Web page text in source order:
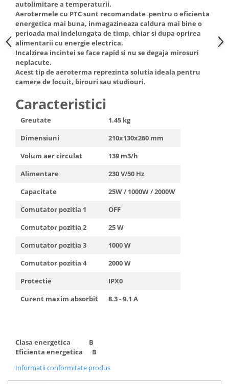
Truse de scule
Truse de lipit PPR
Ventuze cu brate pentru transport
Vibratoare beton
Masini de spalat rufe cu uscator
Uscatoare de rufe
Masini de facut paine
Pachete electrocasnice
incorporabile
Seturi oale
SANDWICH MAKER
autolimitare a temperaturii.
Aerotermele cu PTC sunt recomandate pentru o eficienta
energetica mai buna, inmagazineaza caldura mai bine o
perioada mai indelungata de timp, chiar si dupa oprirea
alimentarii cu energie electrica.
Incalzirea incintei se face rapid si nu se degaja mirosuri
neplacute.
Acest tip de aeroterma reprezinta solutia ideala pentru
camere de locuit, birouri sau studiouri.
Caracteristici
Greutate
1.45 kg
Dimensiuni
210x130x260 mm
Volum aer circulat
139 m3/h
Alimentare
230 V/50 Hz
Capacitate
25W / 1000W / 2000W
Comutator pozitia 1
OFF
Comutator pozitia 2
25 W
Comutator pozitia 3
1000 W
Comutator pozitia 4
2000 W
Protectie
IPX0
Curent maxim absorbit
8.3 - 9.1 A
Clasa energetica B
Eficienta energetica B
Informatii conformitate produs